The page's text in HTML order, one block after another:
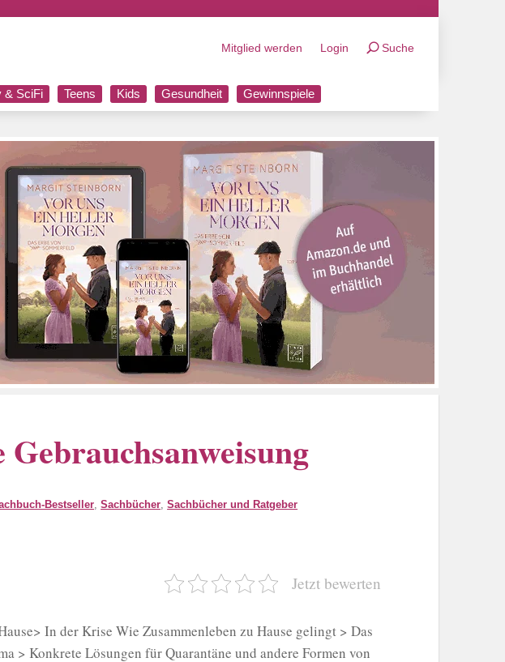
Mitglied werden Login Suche
& SciFi Teens Kids Gesundheit Gewinnspiele
Bestseller,Sachbücher,Sachbücher und Ratgeber
Jetzt bewerten
In der Krise Wie Zusammenleben zu Hause gelingt > Das
> Konkrete Lösungen für Quarantäne und andere Formen von